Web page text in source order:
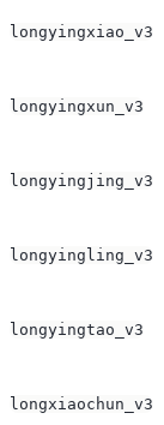
longyingxiao_v3
longyingxun_v3
longyingjing_v3
longyingling_v3
longyingtao_v3
longxiaochun_v3